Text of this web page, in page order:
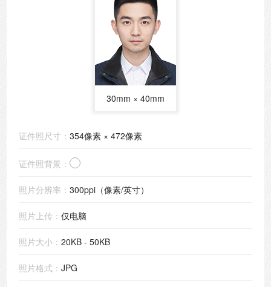
30mm × 40mm
证件照尺寸：354像素 × 472像素
证件照背景：
照片分辨率：300ppi（像素/英寸）
照片上传：仅电脑
照片大小：20KB - 50KB
照片格式：JPG